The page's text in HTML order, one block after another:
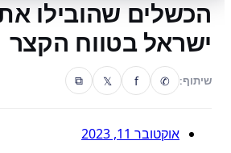
הכשלים שהובילו
ישראל בטווח הקצר
שיתוף: ✆
f
𝕏
⧉
אוקטובר 11, 2023